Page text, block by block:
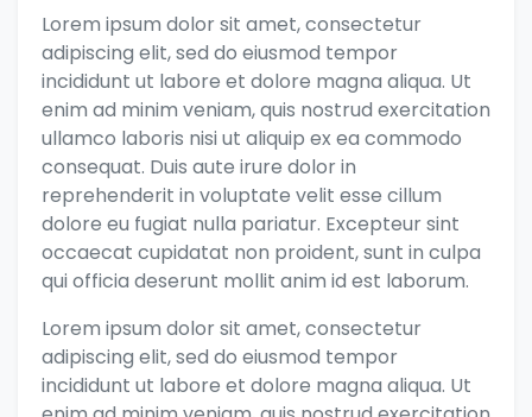
Lorem ipsum dolor sit amet, consectetur
adipiscing elit, sed do eiusmod tempor
incididunt ut labore et dolore magna aliqua. Ut
enim ad minim veniam, quis nostrud exercitation
ullamco laboris nisi ut aliquip ex ea commodo
consequat. Duis aute irure dolor in
reprehenderit in voluptate velit esse cillum
dolore eu fugiat nulla pariatur. Excepteur sint
occaecat cupidatat non proident, sunt in culpa
qui officia deserunt mollit anim id est laborum.
Lorem ipsum dolor sit amet, consectetur
adipiscing elit, sed do eiusmod tempor
incididunt ut labore et dolore magna aliqua. Ut